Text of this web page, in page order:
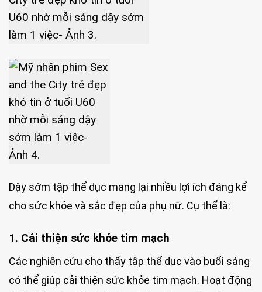
Dậy sớm tập thể dục mang lại nhiều lợi ích đáng kể
cho sức khỏe và sắc đẹp của phụ nữ. Cụ thể là:
1. Cải thiện sức khỏe tim mạch
Các nghiên cứu cho thấy tập thể dục vào buổi sáng
có thể giúp cải thiện sức khỏe tim mạch. Hoạt động